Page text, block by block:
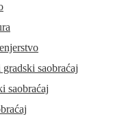
saobraćaj
saobraćaj